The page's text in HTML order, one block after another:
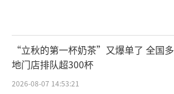
“立秋的第一杯奶茶”又爆单了 全国多
地门店排队超300杯
2026-08-07 14:53:21